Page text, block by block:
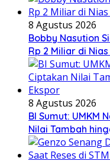
8 Agustus 2026
Bobby Nasution
Rp 2 Miliar di
8 Agustus 2026
BI Sumut: UMKM
Nilai Tambah